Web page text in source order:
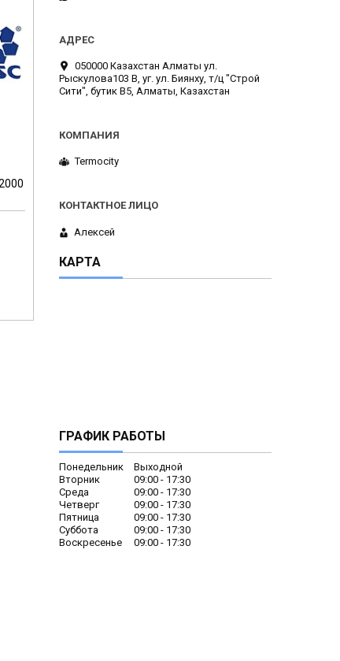
050000 Казахстан Алматы ул.
Рыскулова103 В, уг. ул. Биянху, т/ц "Строй
Сити", бутик В5, Алматы, Казахстан
Termocity
Алексей
КАРТА
ГРАФИК РАБОТЫ
Понедельник
Выходной
Вторник
09:00
17:30
Среда
09:00
17:30
Четверг
09:00
17:30
Пятница
09:00
17:30
Суббота
09:00
17:30
Воскресенье
09:00 17:30